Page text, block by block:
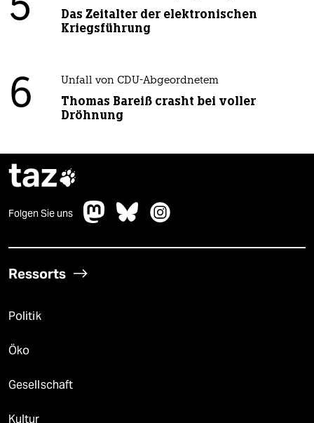
5
Das Zeitalter der elektronischen
Kriegsführung
6 Unfall von CDU-Abgeordnetem
Thomas Bareiß crasht bei voller
Dröhnung
taz
Folgen Sie uns
Ressorts
Politik
Öko
Gesellschaft
Kultur